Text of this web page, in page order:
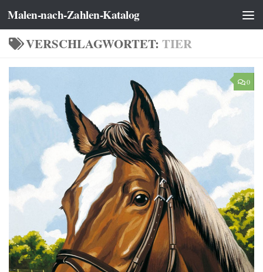
Zum Inhalt springen
Malen-nach-Zahlen-Katalog
VERSCHLAGWORTET: TIER
0